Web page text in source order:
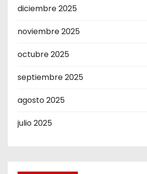
diciembre 2025
noviembre 2025
octubre 2025
septiembre 2025
agosto 2025
julio 2025